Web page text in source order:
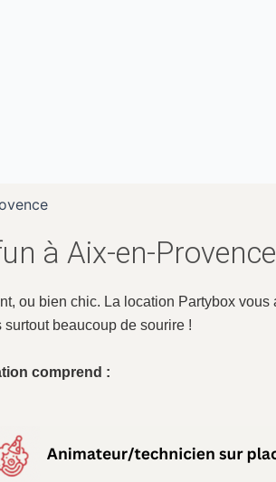
à Aix-en-Provence
ou bien chic. La location Partybox
beaucoup de sourire !
comprend :